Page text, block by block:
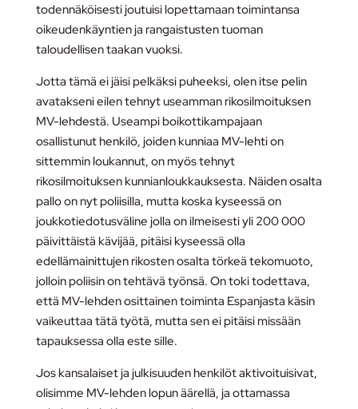
todennäköisesti joutuisi lopettamaan toimintansa
oikeudenkäyntien ja rangaistusten tuoman
taloudellisen taakan vuoksi.
Jotta tämä ei jäisi pelkäksi puheeksi, olen itse pelin
avatakseni eilen tehnyt useamman rikosilmoituksen
MV-lehdestä. Useampi boikottikampajaan
osallistunut henkilö, joiden kunniaa MV-lehti on
sittemmin loukannut, on myös tehnyt
rikosilmoituksen kunnianloukkauksesta. Näiden osalta
pallo on nyt poliisilla, mutta koska kyseessä on
joukkotiedotusväline jolla on ilmeisesti yli 200 000
päivittäistä kävijää, pitäisi kyseessä olla
edellämainittujen rikosten osalta törkeä tekomuoto,
jolloin poliisin on tehtävä työnsä. On toki todettava,
että MV-lehden osittainen toiminta Espanjasta käsin
vaikeuttaa tätä työtä, mutta sen ei pitäisi missään
tapauksessa olla este sille.
Jos kansalaiset ja julkisuuden henkilöt aktivoituisivat,
olisimme MV-lehden lopun äärellä, ja ottamassa